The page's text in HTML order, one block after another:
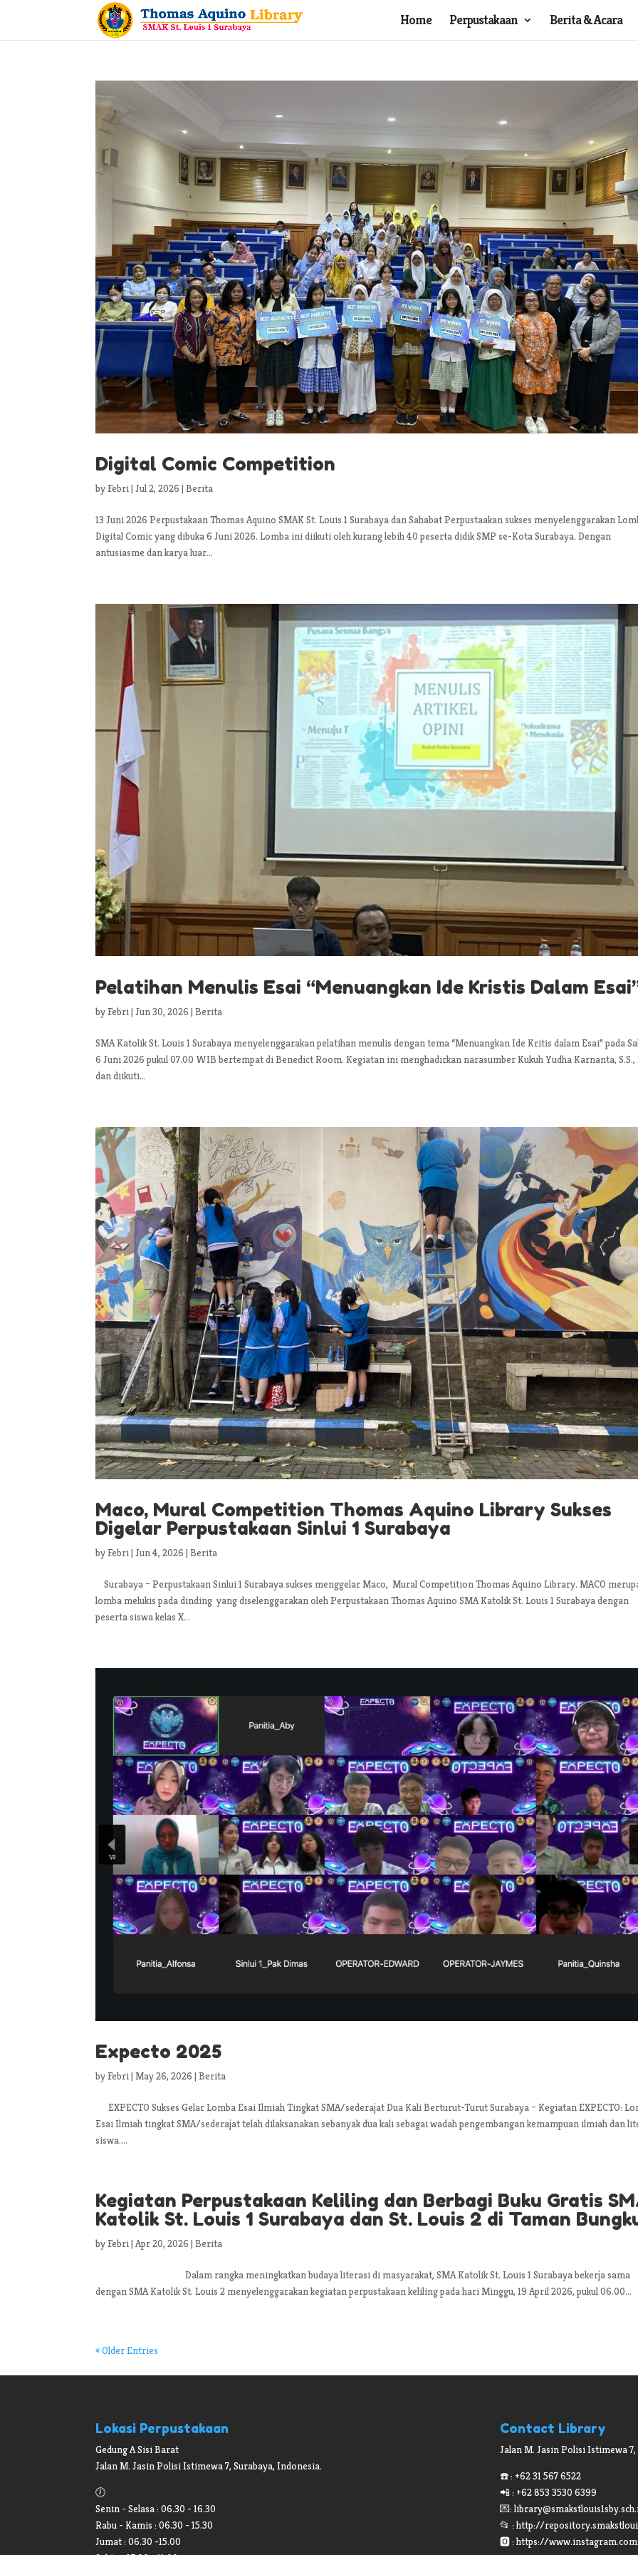
Home Perpustakaan Berita & Acara
Digital Comic Competition
byFebri|Jul 2, 2026 |Berita
13 Juni 2026 Perpustakaan Thomas Aquino SMAK St. Louis 1 Surabaya dan Sahabat Perpustaakan sukses menyelenggarakan
Digital Comic yang dibuka 6 Juni 2026. Lomba ini diikuti oleh kurang lebih 40 peserta didik SMP se-Kota Surabaya. Dengan
antusiasme dan karya luar...
Pelatihan Menulis Esai “Menuangkan Ide Kristis Dalam
byFebri |Jun 30, 2026 |Berita
SMA Katolik St. Louis 1 Surabaya menyelenggarakan pelatihan menulis dengan tema “Menuangkan Ide Kritis dalam Esai” pada
6 Juni 2026 pukul 07.00 WIB bertempat di Benedict Room. Kegiatan ini menghadirkan narasumber Kukuh Yudha Karnanta, S.S.,
dan diikuti...
Maco, Mural Competition Thomas Aquino Library Sukses
Digelar Perpustakaan Sinlui 1 Surabaya
byFebri|Jun 4, 2026 |Berita
Surabaya – Perpustakaan Sinlui 1 Surabaya sukses menggelar Maco, Mural Competition Thomas Aquino Library. MACO
lomba melukis pada dinding yang diselenggarakan oleh Perpustakaan Thomas Aquino SMA Katolik St. Louis 1 Surabaya dengan
peserta siswa kelas X...
Expecto 2025
byFebri|May 26, 2026 |Berita
EXPECTO Sukses Gelar Lomba Esai Ilmiah Tingkat SMA/sederajat Dua Kali Berturut-Turut Surabaya – Kegiatan EXPECTO:
Esai Ilmiah tingkat SMA/sederajat telah dilaksanakan sebanyak dua kali sebagai wadah pengembangan kemampuan ilmiah dan
siswa....
Kegiatan Perpustakaan Keliling dan Berbagi Buku Gratis
Katolik St. Louis 1 Surabaya dan St. Louis 2 di Taman
byFebri|Apr 20, 2026 |Berita
Dalam rangka meningkatkan budaya literasi di masyarakat, SMA Katolik St. Louis 1 Surabaya bekerja sama
dengan SMA Katolik St. Louis 2 menyelenggarakan kegiatan perpustakaan keliling pada hari Minggu, 19 April 2026, pukul 06.00...
« Older Entries
Lokasi Perpustakaan
Gedung A Sisi Barat
Jalan M. Jasin Polisi Istimewa 7, Surabaya, Indonesia.
🕖
Senin - Selasa : 06.30 - 16.30
Rabu - Kamis : 06.30 - 15.30
Jumat : 06.30 -15.00
Contact Library
Jalan M. Jasin Polisi Istimewa
☎️ : +62 31 567 6522
📲 : +62 853 3530 6399
💌:
📂 : http://
🅾 : https://